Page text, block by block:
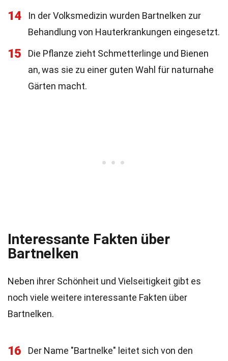
14
In der Volksmedizin wurden Bartnelken zur
Behandlung von Hauterkrankungen eingesetzt.
15
Die Pflanze zieht Schmetterlinge und Bienen
an, was sie zu einer guten Wahl für naturnahe
Gärten macht.
Interessante Fakten über
Bartnelken
Neben ihrer Schönheit und Vielseitigkeit gibt es
noch viele weitere interessante Fakten über
Bartnelken.
16
Der Name "Bartnelke" leitet sich von den